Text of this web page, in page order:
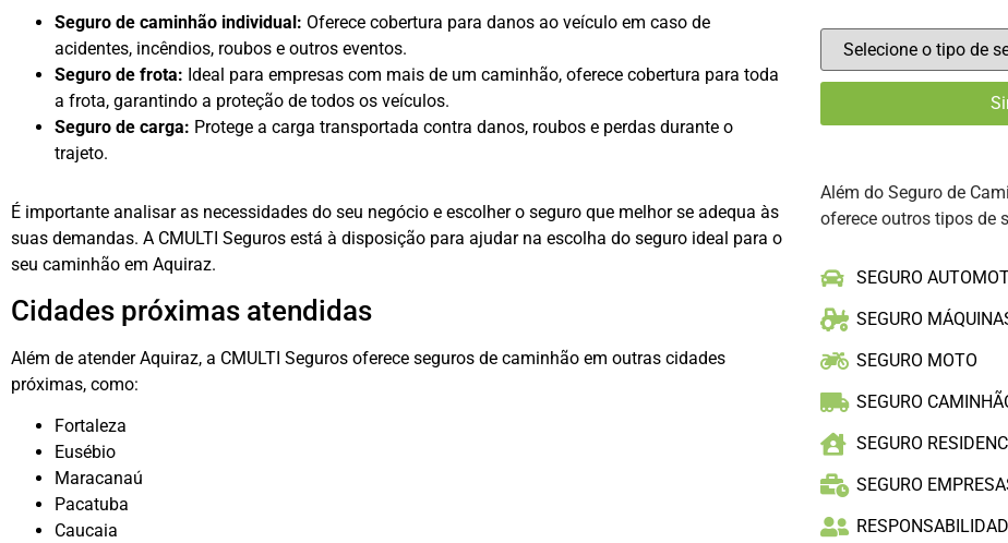
Seguro de caminhão individual: Oferece cobertura para danos ao veículo em caso de
acidentes, incêndios, roubos e outros eventos.
Seguro de frota: Ideal para empresas com mais de um caminhão, oferece cobertura para toda
a frota, garantindo a proteção de todos os veículos.
Seguro de carga: Protege a carga transportada contra danos, roubos e perdas durante o
trajeto.
É importante analisar as necessidades do seu negócio e escolher o seguro que melhor se adequa às
suas demandas. A CMULTI Seguros está à disposição para ajudar na escolha do seguro ideal para o
seu caminhão em Aquiraz.
Cidades próximas atendidas
Além de atender Aquiraz, a CMULTI Seguros oferece seguros de caminhão em outras cidades
próximas, como:
Fortaleza
Eusébio
Maracanaú
Pacatuba
Caucaia
Além do Seguro de
oferece outros tipos de
SEGURO
SEGURO
SEGURO MOTO
SEGURO
SEGURO
SEGURO